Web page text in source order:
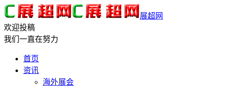
展超网
欢迎投稿
我们一直在努力
首页
资讯
海外展会